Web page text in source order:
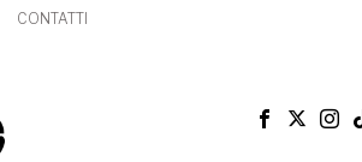
CONTATTI